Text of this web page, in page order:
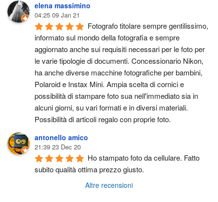
elena massimino
04:25 09 Jan 21
Fotografo titolare sempre gentilissimo,
informato sul mondo della fotografia e sempre
aggiornato anche sui requisiti necessari per le foto per
le varie tipologie di documenti. Concessionario Nikon,
ha anche diverse macchine fotografiche per bambini,
Polaroid e Instax Mini. Ampia scelta di cornici e
possibilità di stampare foto sua nell'immediato sia in
alcuni giorni, su vari formati e in diversi materiali.
Possibilità di articoli regalo con proprie foto.
antonello amico
21:39 23 Dec 20
Ho stampato foto da cellulare. Fatto
subito qualità ottima prezzo giusto.
Altre recensioni